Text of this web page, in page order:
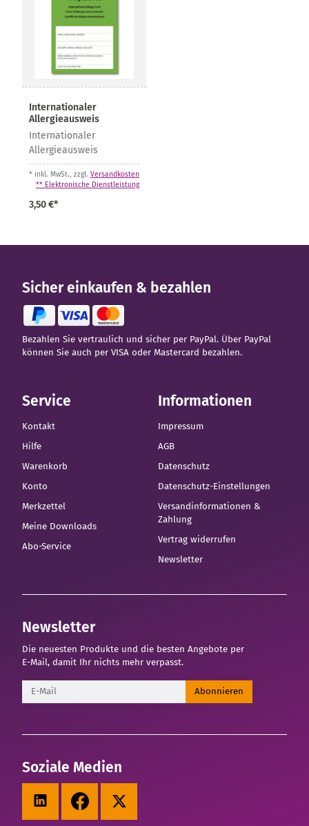
Internationaler
Allergieausweis
3,50 €*
Internationaler
Allergieausweis
* inkl. MwSt., zzgl. Versandkosten
** Elektronische Dienstleistung
Sicher einkaufen & bezahlen
Bezahlen Sie vertraulich und sicher per PayPal. Über PayPal
können Sie auch per VISA oder Mastercard bezahlen.
Service
Kontakt
Hilfe
Warenkorb
Konto
Merkzettel
Meine Downloads
Abo-Service
Informationen
Impressum
AGB
Datenschutz
Datenschutz-Einstellungen
Versandinformationen &
Zahlung
Vertrag widerrufen
Newsletter
Newsletter
Die neuesten Produkte und die besten Angebote per
E-Mail, damit Ihr nichts mehr verpasst.
Newsletter Abonnieren
Soziale Medien
LinkedIn FacebookX (Twitter)